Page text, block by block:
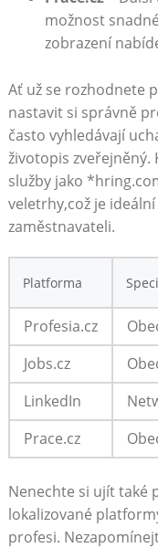
možnost
zobrazení
Ať už‍ se ‍rozhodnete
nastavit si správně
často vyhledávají
životopis zveřejněný.
služby⁣ jako​
veletrhy,což je
zaměstnavateli.
Platforma
Profesia.cz
Jobs.cz
LinkedIn
Prace.cz
Nenechte si ujít také
lokalizované
profesi.